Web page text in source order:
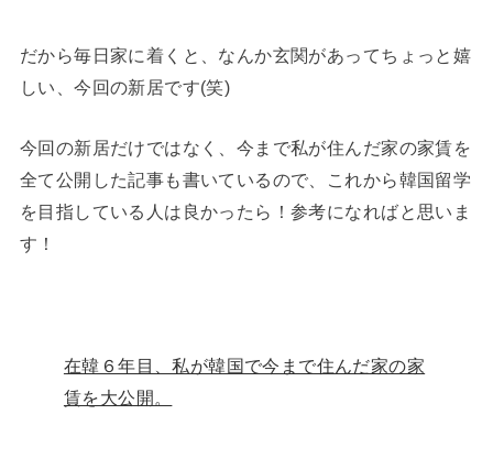
だから毎日家に着くと、なんか玄関があってちょっと嬉
しい、今回の新居です(笑)
今回の新居だけではなく、今まで私が住んだ家の家賃を
全て公開した記事も書いているので、これから韓国留学
を目指している人は良かったら！参考になればと思いま
す！
在韓６年目、私が韓国で今まで住んだ家の家
賃を大公開。